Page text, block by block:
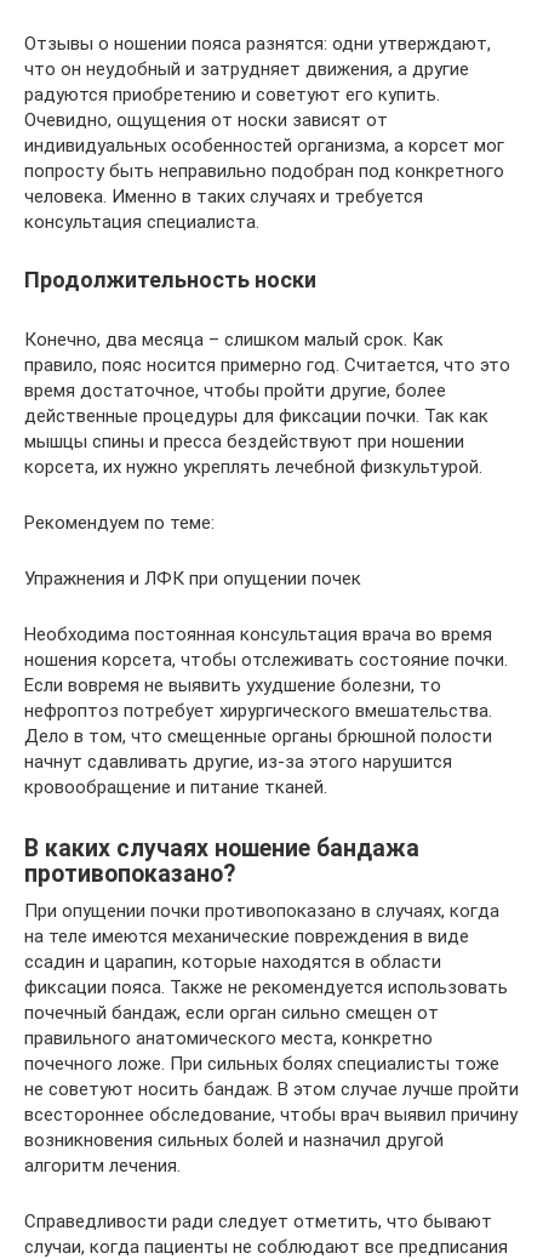
Отзывы о ношении пояса разнятся: одни утверждают,
что он неудобный и затрудняет движения, а другие
радуются приобретению и советуют его купить.
Очевидно, ощущения от носки зависят от
индивидуальных особенностей организма, а корсет мог
попросту быть неправильно подобран под конкретного
человека. Именно в таких случаях и требуется
консультация специалиста.
Продолжительность носки
Конечно, два месяца – слишком малый срок. Как
правило, пояс носится примерно год. Считается, что это
время достаточное, чтобы пройти другие, более
действенные процедуры для фиксации почки. Так как
мышцы спины и пресса бездействуют при ношении
корсета, их нужно укреплять лечебной физкультурой.
Рекомендуем по теме:
Упражнения и ЛФК при опущении почек
Необходима постоянная консультация врача во время
ношения корсета, чтобы отслеживать состояние почки.
Если вовремя не выявить ухудшение болезни, то
нефроптоз потребует хирургического вмешательства.
Дело в том, что смещенные органы брюшной полости
начнут сдавливать другие, из-за этого нарушится
кровообращение и питание тканей.
В каких случаях ношение бандажа
противопоказано?
При опущении почки противопоказано в случаях, когда
на теле имеются механические повреждения в виде
ссадин и царапин, которые находятся в области
фиксации пояса. Также не рекомендуется использовать
почечный бандаж, если орган сильно смещен от
правильного анатомического места, конкретно
почечного ложе. При сильных болях специалисты тоже
не советуют носить бандаж. В этом случае лучше пройти
всестороннее обследование, чтобы врач выявил причину
возникновения сильных болей и назначил другой
алгоритм лечения.
Справедливости ради следует отметить, что бывают
случаи, когда пациенты не соблюдают все предписания